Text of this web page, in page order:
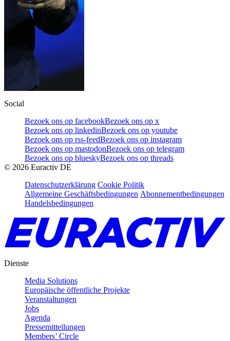
Social
Bezoek ons op facebookBezoek ons op x
Bezoek ons op linkedinBezoek ons op youtube
Bezoek ons op rss-feedBezoek ons op instagram
Bezoek ons op mastodonBezoek ons op telegram
Bezoek ons op blueskyBezoek ons op threads
© 2026 Euractiv DE
Datenschutzerklärung Cookie Politik
Allgemeine Geschäftsbedingungen Abonnementbedingungen
Handelsbedingungen
Dienste
Media Solutions
Europäische öffentliche Projekte
Veranstaltungen
Jobs
Agenda
Pressemitteilungen
Members’ Circle